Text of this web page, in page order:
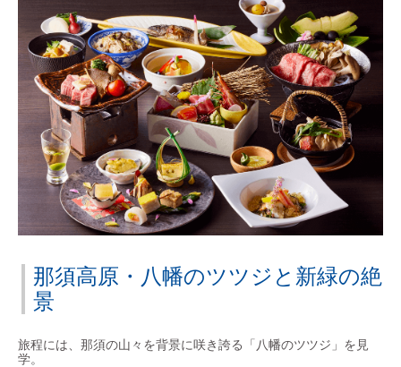
那須高原・八幡のツツジと新緑の絶
景
旅程には、那須の山々を背景に咲き誇る「八幡のツツジ」を見
学。